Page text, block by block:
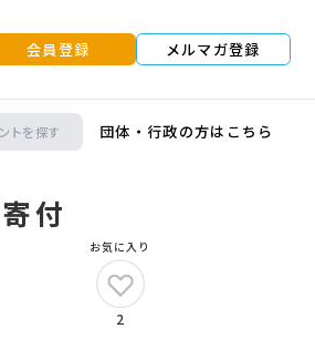
会員登録 メルマガ登録
団体・行政の方はこちら
付
お気に入り
2